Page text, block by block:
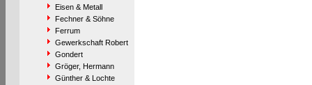
Eisen & Metall
Fechner & Söhne
Ferrum
Gewerkschaft Robert
Gondert
Gröger, Hermann
Günther & Lochte